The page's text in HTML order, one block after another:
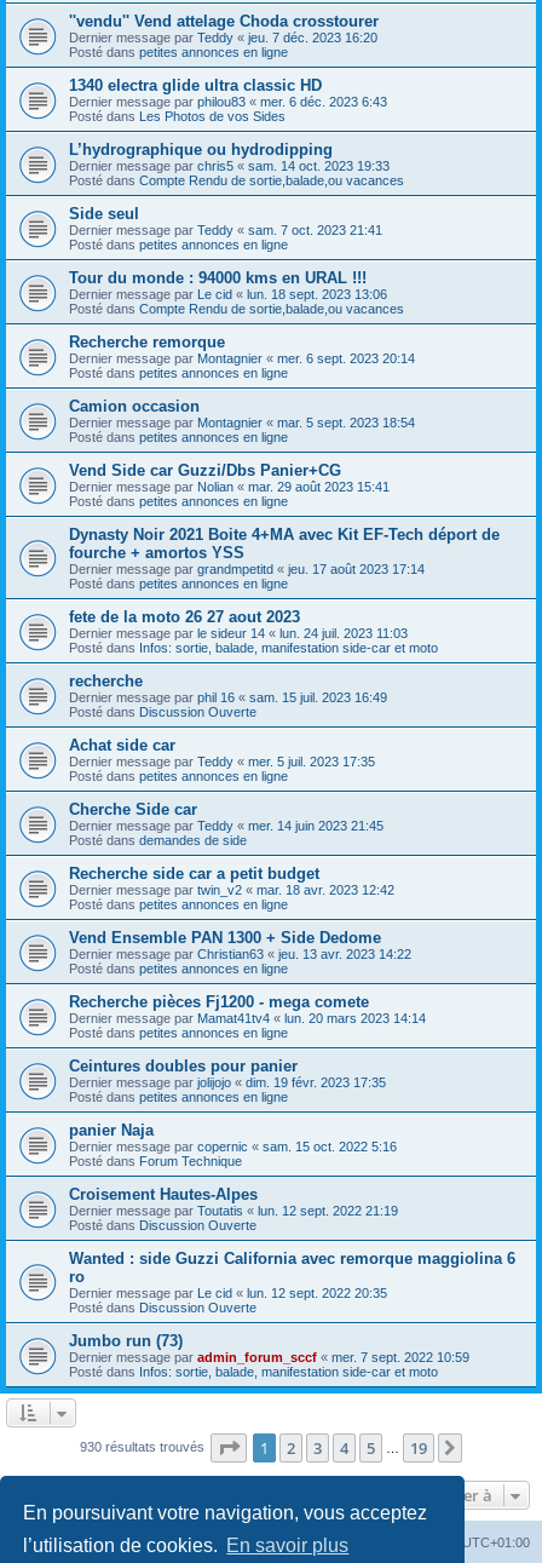
En poursuivant votre navigation, vous acceptez
l’utilisation de cookies. En savoir plus
''vendu'' Vend attelage Choda crosstourer
Dernier message par Teddy « jeu. 7 déc. 2023 16:20
Posté dans petites annonces en ligne
1340 electra glide ultra classic HD
Dernier message par philou83 « mer. 6 déc. 2023 6:43
Posté dans Les Photos de vos Sides
L’hydrographique ou hydrodipping
Dernier message par chris5 « sam. 14 oct. 2023 19:33
Posté dans Compte Rendu de sortie,balade,ou vacances
Side seul
Dernier message par Teddy « sam. 7 oct. 2023 21:41
Posté dans petites annonces en ligne
Tour du monde : 94000 kms en URAL !!!
Dernier message par Le cid « lun. 18 sept. 2023 13:06
Posté dans Compte Rendu de sortie,balade,ou vacances
Recherche remorque
Dernier message par Montagnier « mer. 6 sept. 2023 20:14
Posté dans petites annonces en ligne
Camion occasion
Dernier message par Montagnier « mar. 5 sept. 2023 18:54
Posté dans petites annonces en ligne
Vend Side car Guzzi/Dbs Panier+CG
Dernier message par Nolian « mar. 29 août 2023 15:41
Posté dans petites annonces en ligne
Dynasty Noir 2021 Boite 4+MA avec Kit EF-Tech déport de
fourche + amortos YSS
Dernier message par grandmpetitd « jeu. 17 août 2023 17:14
Posté dans petites annonces en ligne
fete de la moto 26 27 aout 2023
Dernier message par le sideur 14 « lun. 24 juil. 2023 11:03
Posté dans Infos: sortie, balade, manifestation side-car et moto
recherche
Dernier message par phil 16 « sam. 15 juil. 2023 16:49
Posté dans Discussion Ouverte
Achat side car
Dernier message par Teddy « mer. 5 juil. 2023 17:35
Posté dans petites annonces en ligne
Cherche Side car
Dernier message par Teddy « mer. 14 juin 2023 21:45
Posté dans demandes de side
Recherche side car a petit budget
Dernier message par twin_v2 « mar. 18 avr. 2023 12:42
Posté dans petites annonces en ligne
Vend Ensemble PAN 1300 + Side Dedome
Dernier message par Christian63 « jeu. 13 avr. 2023 14:22
Posté dans petites annonces en ligne
Recherche pièces Fj1200 - mega comete
Dernier message par Mamat41tv4 « lun. 20 mars 2023 14:14
Posté dans petites annonces en ligne
Ceintures doubles pour panier
Dernier message par jolijojo « dim. 19 févr. 2023 17:35
Posté dans petites annonces en ligne
panier Naja
Dernier message par copernic « sam. 15 oct. 2022 5:16
Posté dans Forum Technique
Croisement Hautes-Alpes
Dernier message par Toutatis « lun. 12 sept. 2022 21:19
Posté dans Discussion Ouverte
Wanted : side Guzzi California avec remorque maggiolina 6
ro
Dernier message par Le cid « lun. 12 sept. 2022 20:35
Posté dans Discussion Ouverte
Jumbo run (73)
Dernier message par admin_forum_sccf « mer. 7 sept. 2022 10:59
Posté dans Infos: sortie, balade, manifestation side-car et moto
930 résultats trouvés Page 1sur19
1 2 3 4 5 19
Aller à
Index du forum UTC+01:00